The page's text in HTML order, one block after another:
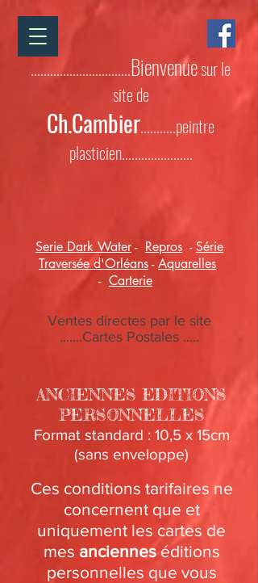
...............................Bienvenuesur le
site de
Ch.Cambier...........peintre
plasticien......................
Serie Dark Water- Repros -Série
Traversée d'Orléans-Aquarelles
- Carterie
Ventes directes par le site
.......Cartes Postales .....
ANCIENNES EDITIONS
PERSONNELLES
Format standard : 10,5 x 15cm
(sans enveloppe)
Ces conditions tarifaires ne
concernent que et
uniquement les cartes de
mes ancienneséditions
personnelles que vous